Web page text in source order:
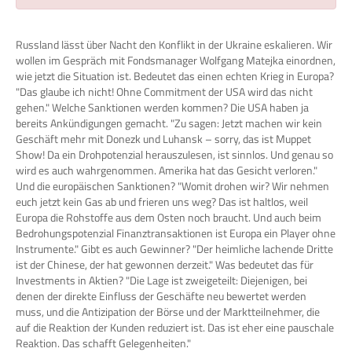
Russland lässt über Nacht den Konflikt in der Ukraine eskalieren. Wir
wollen im Gespräch mit Fondsmanager Wolfgang Matejka einordnen,
wie jetzt die Situation ist. Bedeutet das einen echten Krieg in Europa?
"Das glaube ich nicht! Ohne Commitment der USA wird das nicht
gehen." Welche Sanktionen werden kommen? Die USA haben ja
bereits Ankündigungen gemacht. "Zu sagen: Jetzt machen wir kein
Geschäft mehr mit Donezk und Luhansk – sorry, das ist Muppet
Show! Da ein Drohpotenzial herauszulesen, ist sinnlos. Und genau so
wird es auch wahrgenommen. Amerika hat das Gesicht verloren."
Und die europäischen Sanktionen? "Womit drohen wir? Wir nehmen
euch jetzt kein Gas ab und frieren uns weg? Das ist haltlos, weil
Europa die Rohstoffe aus dem Osten noch braucht. Und auch beim
Bedrohungspotenzial Finanztransaktionen ist Europa ein Player ohne
Instrumente." Gibt es auch Gewinner? "Der heimliche lachende Dritte
ist der Chinese, der hat gewonnen derzeit." Was bedeutet das für
Investments in Aktien? "Die Lage ist zweigeteilt: Diejenigen, bei
denen der direkte Einfluss der Geschäfte neu bewertet werden
muss, und die Antizipation der Börse und der Marktteilnehmer, die
auf die Reaktion der Kunden reduziert ist. Das ist eher eine pauschale
Reaktion. Das schafft Gelegenheiten."